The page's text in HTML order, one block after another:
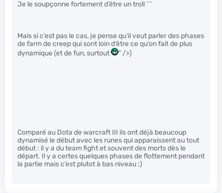
Je le soupçonne fortement d’être un troll ^^
Mais si c’est pas le cas, je pense qu’il veut parler des phases
de farm de creep qui sont loin d’être ce qu’on fait de plus
dynamique (et de fun, surtout
" />)
Comparé au Dota de warcraft III ils ont déjà beaucoup
dynamisé le début avec les runes qui apparaissent au tout
début : il y a du team fight et souvent des morts dès le
départ. Il y a certes quelques phases de flottement pendant
la partie mais c’est plutot à bas niveau ;)